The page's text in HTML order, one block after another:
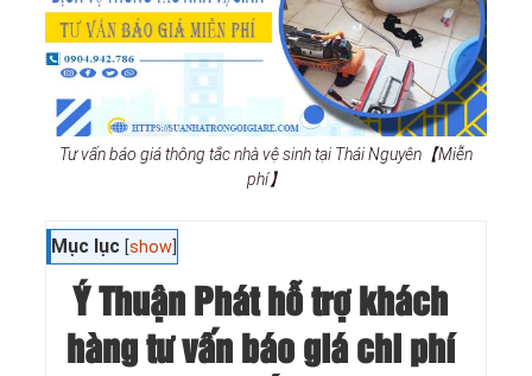
Tư vấn báo giá thông tắc nhà vệ sinh tại Thái Nguyên【Miễn
phí】
Mục lục [show
Ý Thuận Phát hỗ trợ khách
hàng tư vấn báo giá chi phí